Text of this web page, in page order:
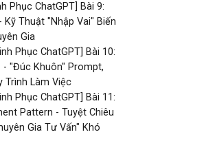
Phục ChatGPT] Bài 9:
Kỹ Thuật "Nhập Vai" Biến
Gia
Phục ChatGPT] Bài 10:
"Đúc Khuôn" Prompt,
Trình Làm Việc
Phục ChatGPT] Bài 11:
Pattern - Tuyệt Chiêu
Gia Tư Vấn" Khó